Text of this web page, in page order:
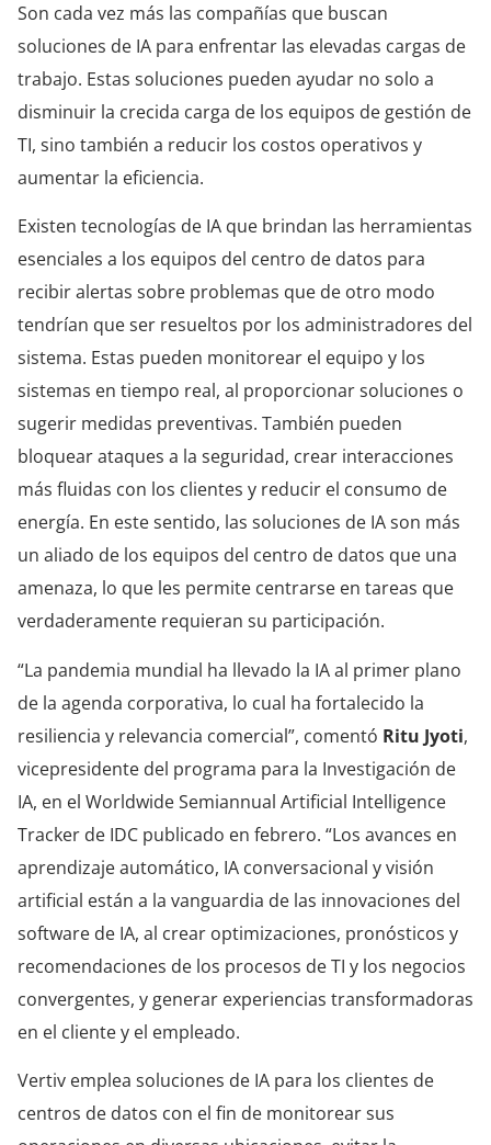
Son cada vez más las compañías que buscan
soluciones de IA para enfrentar las elevadas cargas de
trabajo. Estas soluciones pueden ayudar no solo a
disminuir la crecida carga de los equipos de gestión de
TI, sino también a reducir los costos operativos y
aumentar la eficiencia.
Existen tecnologías de IA que brindan las herramientas
esenciales a los equipos del centro de datos para
recibir alertas sobre problemas que de otro modo
tendrían que ser resueltos por los administradores del
sistema. Estas pueden monitorear el equipo y los
sistemas en tiempo real, al proporcionar soluciones o
sugerir medidas preventivas. También pueden
bloquear ataques a la seguridad, crear interacciones
más fluidas con los clientes y reducir el consumo de
energía. En este sentido, las soluciones de IA son más
un aliado de los equipos del centro de datos que una
amenaza, lo que les permite centrarse en tareas que
verdaderamente requieran su participación.
“La pandemia mundial ha llevado la IA al primer plano
de la agenda corporativa, lo cual ha fortalecido la
resiliencia y relevancia comercial”, comentó Ritu Jyoti,
vicepresidente del programa para la Investigación de
IA, en el Worldwide Semiannual Artificial Intelligence
Tracker de IDC publicado en febrero. “Los avances en
aprendizaje automático, IA conversacional y visión
artificial están a la vanguardia de las innovaciones del
software de IA, al crear optimizaciones, pronósticos y
recomendaciones de los procesos de TI y los negocios
convergentes, y generar experiencias transformadoras
en el cliente y el empleado.
Vertiv emplea soluciones de IA para los clientes de
centros de datos con el fin de monitorear sus